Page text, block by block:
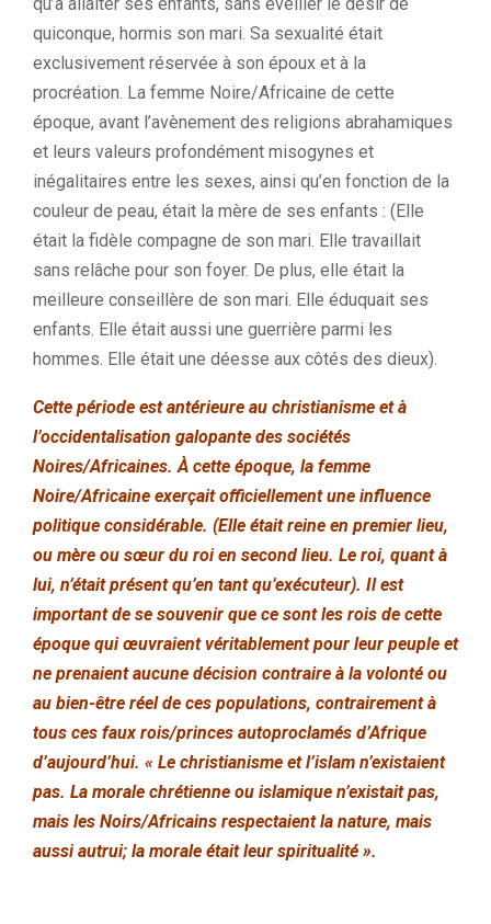
quiconque, hormis son mari. Sa sexualité était
exclusivement réservée à son époux et à la
procréation. La femme Noire/Africaine de cette
époque, avant l’avènement des religions abrahamiques
et leurs valeurs profondément misogynes et
inégalitaires entre les sexes, ainsi qu’en fonction de la
couleur de peau, était la mère de ses enfants : (Elle
était la fidèle compagne de son mari. Elle travaillait
sans relâche pour son foyer. De plus, elle était la
meilleure conseillère de son mari. Elle éduquait ses
enfants. Elle était aussi une guerrière parmi les
hommes. Elle était une déesse aux côtés des dieux).
Cette période est antérieure au christianisme et à
l’occidentalisation galopante des sociétés
Noires/Africaines. À cette époque, la femme
Noire/Africaine exerçait officiellement une influence
politique considérable. (Elle était reine en premier lieu,
ou mère ou sœur du roi en second lieu. Le roi, quant à
lui, n’était présent qu’en tant qu’exécuteur). Il est
important de se souvenir que ce sont les rois de cette
époque qui œuvraient véritablement pour leur peuple et
ne prenaient aucune décision contraire à la volonté ou
au bien-être réel de ces populations, contrairement à
tous ces faux rois/princes autoproclamés d’Afrique
d’aujourd’hui. « Le christianisme et l’islam n’existaient
pas. La morale chrétienne ou islamique n’existait pas,
mais les Noirs/Africains respectaient la nature, mais
aussi autrui; la morale était leur spiritualité ».